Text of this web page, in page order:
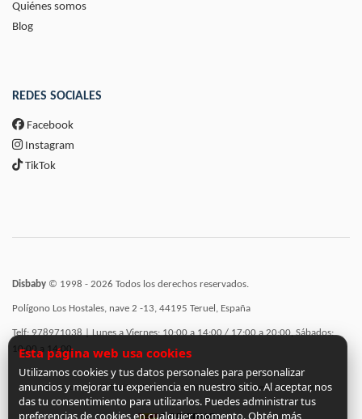
Quiénes somos
Blog
REDES SOCIALES
Facebook
Instagram
TikTok
Disbaby © 1998 - 2026 Todos los derechos reservados.
Polígono Los Hostales, nave 2 -13, 44195 Teruel, España
Telf: 978971038 | Lunes a Viernes: 10:00 a 14:00 / 17:00 a 20:00, Sábados:
10:00 a 14:00
Incorporación de funcionalidades semánticas a la web subvencionadas por:
Esta página web usa cookies
Utilizamos cookies y tus datos personales para personalizar
anuncios y mejorar tu experiencia en nuestro sitio. Al aceptar, nos
das tu consentimiento para utilizarlos. Puedes administrar tus
preferencias de cookies en cualquier momento. Obtén más